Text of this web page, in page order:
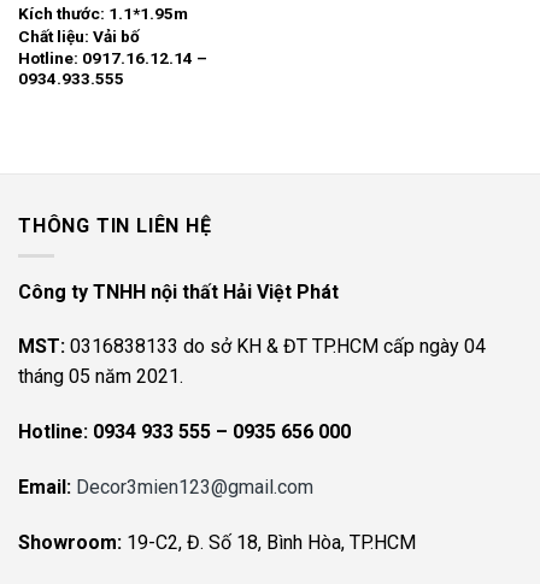
Kích thước: 1.1*1.95m
Chất liệu: Vải bố
Hotline: 0917.16.12.14 –
0934.933.555
THÔNG TIN LIÊN HỆ
Công ty TNHH nội thất Hải Việt Phát
MST: 0316838133 do sở KH & ĐT TP.HCM cấp ngày 04
tháng 05 năm 2021.
Hotline: 0934 933 555 – 0935 656 000
Email: Decor3mien123@gmail.com
Showroom: 19-C2, Đ. Số 18, Bình Hòa, TP.HCM